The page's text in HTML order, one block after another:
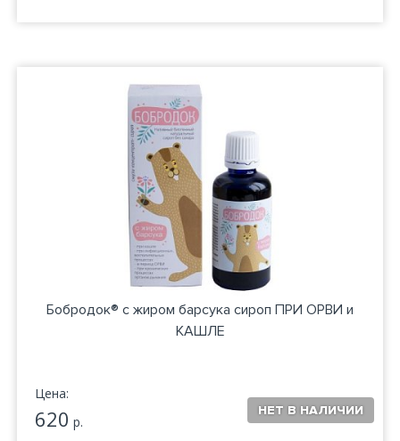
Бобродок® с жиром барсука сироп ПРИ ОРВИ и
КАШЛЕ
Цена:
620 р.